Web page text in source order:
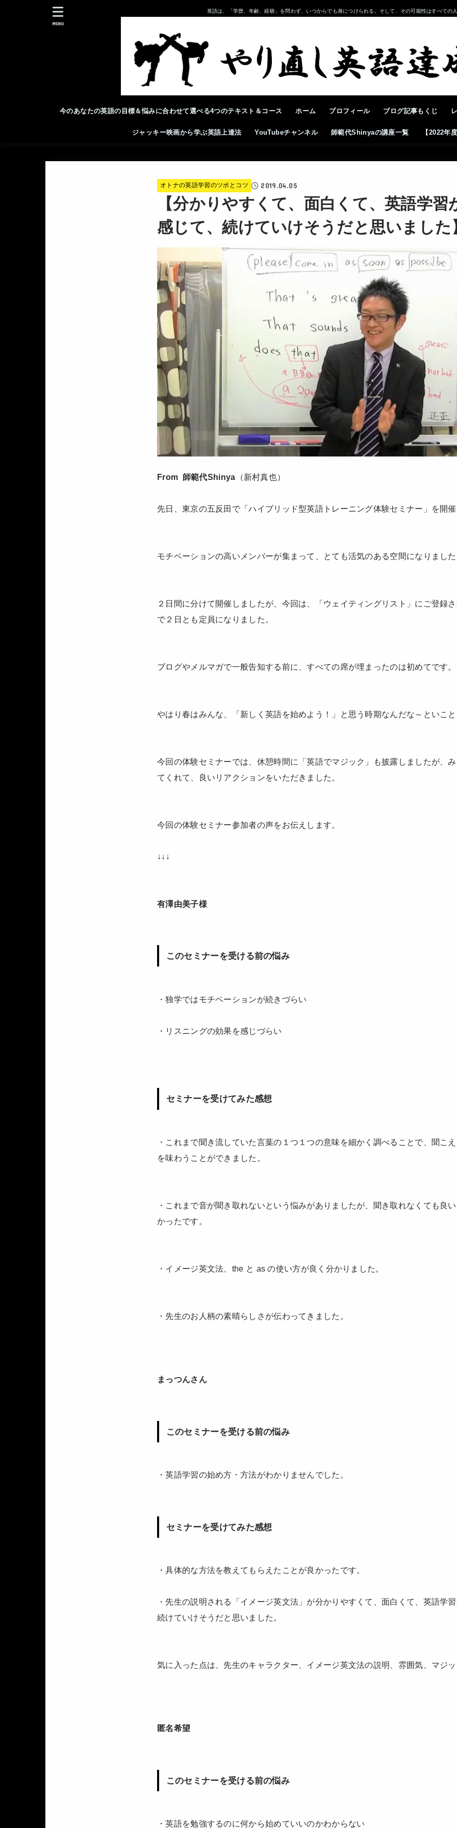
英語は、「学歴、年齢、経験」を問わず、いつからでも身につけられる。そして、その可能性はすべての人
今のあなたの英語の目標＆悩みに合わせて選べる4つのテキスト＆コース ホーム プロフィール ブログ記事もくじ
ジャッキー映画から学ぶ英語上達法 YouTubeチャンネル 師範代Shinyaの講座一覧 【2022年
MENU
オトナの英語学習のツボとコツ 2019.04.05
【分かりやすくて、面白くて、英語学習
感じて、続けていけそうだと思いました
From 師範代Shinya （新村真也）
先日、東京の五反田で「ハイブリッド型英語トレーニング体験セミナー」を開催
モチベーションの高いメンバーが集まって、とても活気のある空間になりました
２日間に分けて開催しましたが、今回は、「ウェイティングリスト」にご登録
で２日とも定員になりました。
ブログやメルマガで一般告知する前に、すべての席が埋まったのは初めてです。
やはり春はみんな、「新しく英語を始めよう！」と思う時期なんだな～といこと
今回の体験セミナーでは、休憩時間に「英語でマジック」も披露しましたが、
てくれて、良いリアクションをいただきました。
今回の体験セミナー参加者の声をお伝えします。
↓↓↓
有澤由美子様
このセミナーを受ける前の悩み
・独学ではモチベーションが続きづらい
・リスニングの効果を感じづらい
セミナーを受けてみた感想
・これまで聞き流していた言葉の１つ１つの意味を細かく調べることで、聞こ
を味わうことができました。
・これまで音が聞き取れないという悩みがありましたが、聞き取れなくても良
かったです。
・イメージ英文法、the と as の使い方が良く分かりました。
・先生のお人柄の素晴らしさが伝わってきました。
まっつんさん
このセミナーを受ける前の悩み
・英語学習の始め方・方法がわかりませんでした。
セミナーを受けてみた感想
・具体的な方法を教えてもらえたことが良かったです。
・先生の説明される「イメージ英文法」が分かりやすくて、面白くて、英語学習
続けていけそうだと思いました。
気に入った点は、先生のキャラクター、イメージ英文法の説明、雰囲気、マジッ
匿名希望
このセミナーを受ける前の悩み
・英語を勉強するのに何から始めていいのかわからない